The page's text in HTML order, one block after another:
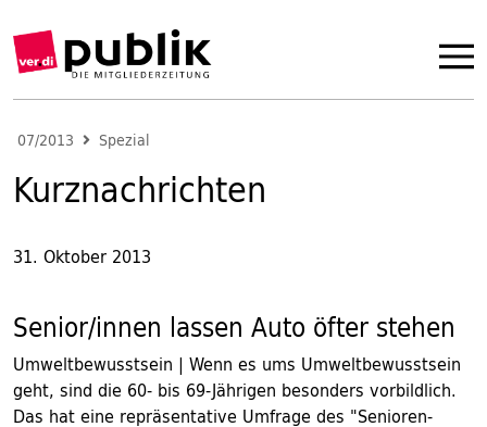
07/2013 Spezial
Kurznachrichten
31. Oktober 2013
Senior/innen lassen Auto öfter stehen
Umweltbewusstsein | Wenn es ums Umweltbewusstsein
geht, sind die 60- bis 69-Jährigen besonders vorbildlich.
Das hat eine repräsentative Umfrage des "Senioren-